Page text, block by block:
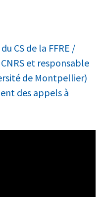
CS de la FFRE /
et responsable
de Montpellier)
des appels à